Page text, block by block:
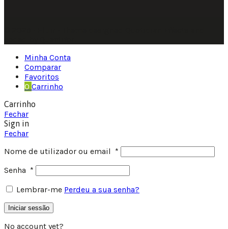
Minha Conta
Comparar
Favoritos
0 Carrinho
Carrinho
Fechar
Sign in
Fechar
Nome de utilizador ou email *
Senha *
Lembrar-me Perdeu a sua senha?
Iniciar sessão
No account yet?